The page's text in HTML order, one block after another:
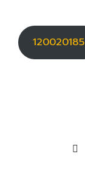
120020185